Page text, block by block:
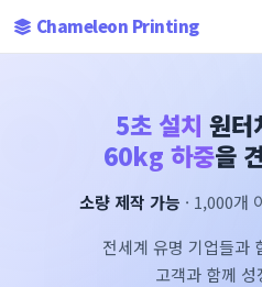
Chameleon Printing
5초 설치 원터
60kg 하중을
소량 제작 가능 · 1,000개
전세계 유명 기업들과
고객과 함께 성